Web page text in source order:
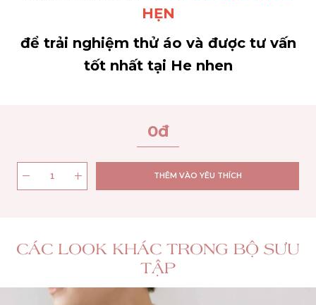
HẸN
để trải nghiệm thử áo và được tư vấn
tốt nhất tại He nhen
0đ
THÊM VÀO YÊU THÍCH
CÁC LOOK KHÁC TRONG BỘ SƯU
TẬP